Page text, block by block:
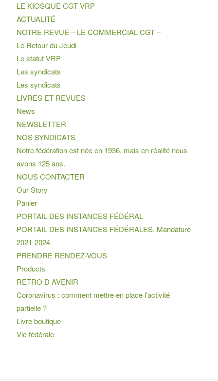
LE KIOSQUE CGT VRP
ACTUALITÉ
NOTRE REVUE – LE COMMERCIAL CGT –
Le Retour du Jeudi
Le statut VRP
Les syndicats
Les syndicats
LIVRES ET REVUES
News
NEWSLETTER
NOS SYNDICATS
Notre fédération est née en 1936, mais en réalité nous
avons 125 ans.
NOUS CONTACTER
Our Story
Panier
PORTAIL DES INSTANCES FÉDÉRAL
PORTAIL DES INSTANCES FÉDÉRALES, Mandature
2021-2024
PRENDRE RENDEZ-VOUS
Products
RETRO D AVENIR
Coronavirus : comment mettre en place l’activité
partielle ?
Livre boutique
Vie fédérale